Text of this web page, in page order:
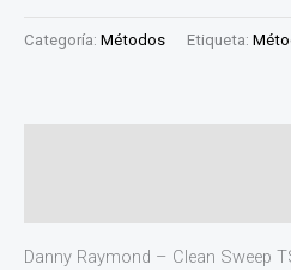
Categoría: Métodos Etiqueta:
Danny Raymond – Clean Sweep